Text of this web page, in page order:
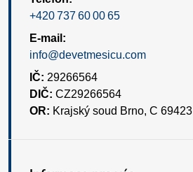
+420 737 60 00 65
E-mail:
info@devetmesicu.com
IČ: 29266564
DIČ: CZ29266564
OR: Krajský soud Brno, C 69423